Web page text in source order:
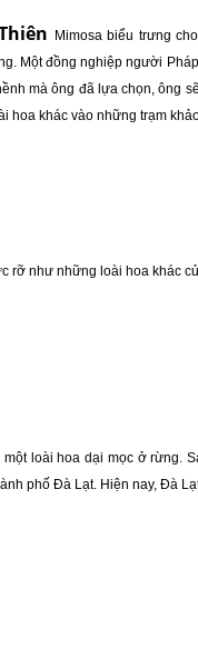
Mimosa biểu trưng
Một đồng nghiệp người
mà ông đã lựa chọn, ông
hoa khác vào những trạm
rỡ như những loài hoa khác
một loài hoa dại mọc ở rừng.
phố Đà Lạt. Hiện nay, Đà